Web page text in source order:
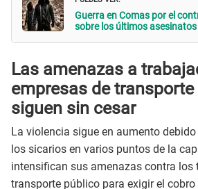
Guerra en Comas por el
sobre los últimos asesinatos
Las amenazas a
empresas de
siguen sin cesar
La violencia sigue en aumento
los sicarios en varios puntos de la
intensifican sus amenazas contra los
transporte público para exigir el cobro